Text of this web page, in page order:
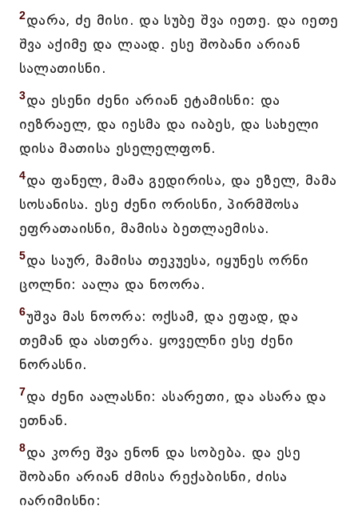
2დარა, ძე მისი. და სუბე შვა იეთე. და იეთე
შვა აქიმე და ლაად. ესე შობანი არიან
სალათისნი.
3და ესენი ძენი არიან ეტამისნი: და
იეზრაელ, და იესმა და იაბეს, და სახელი
დისა მათისა ესელელფონ.
4და ფანელ, მამა გედირისა, და ეზელ, მამა
სოსანისა. ესე ძენი ორისნი, პირმშოსა
ეფრათაისნი, მამისა ბეთლაემისა.
5და საურ, მამისა თეკუესა, იყუნეს ორნი
ცოლნი: აალა და ნოორა.
6უშვა მას ნოორა: ოქსამ, და ეფად, და
თემან და ასთერა. ყოველნი ესე ძენი
ნორასნი.
7და ძენი აალასნი: ასარეთი, და ასარა და
ეთნან.
8და კორე შვა ენონ და სობება. და ესე
შობანი არიან ძმისა რექაბისნი, ძისა
იარიმისნი: